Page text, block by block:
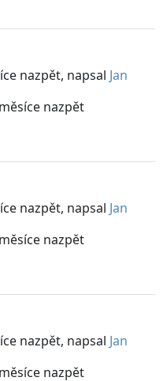
nazpět, napsal Jan
nazpět
nazpět, napsal Jan
nazpět
nazpět, napsal Jan
nazpět